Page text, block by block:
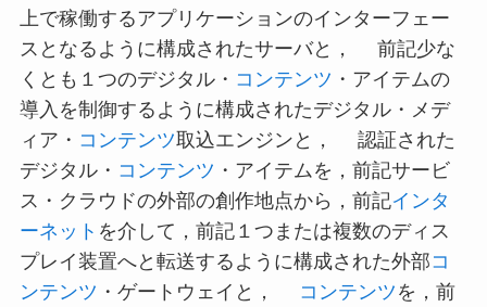
上で稼働するアプリケーションのインターフェー
スとなるように構成されたサーバと， 前記少な
くとも１つのデジタル・ コンテンツ ・アイテムの
導入を制御するように構成されたデジタル・メデ
ィア・ コンテンツ取込エンジンと， 認証された
デジタル・ コンテンツ ・アイテムを，前記サービ
ス・クラウドの外部の創作地点から，前記インタ
ーネット を介して，前記１つまたは複数のディス
プレイ装置へと転送するように構成された外部コ
ンテンツ ・ゲートウェイと， コンテンツ を，前